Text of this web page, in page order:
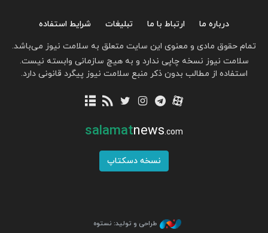
درباره ما ارتباط با ما تبلیغات
شرایط استفاده
تمام حقوق مادی و معنوی این سایت متعلق به سلامت نیوز می‌باشد.
سلامت نیوز نسخه چاپی ندارد و به هیچ سازمانی وابسته نیست.
استفاده از مطالب بدون ذکر منبع سلامت نیوز پیگرد قانونی دارد.
salamatnews.com
نسخه دسکتاپ
طراحی و تولید: نستوه